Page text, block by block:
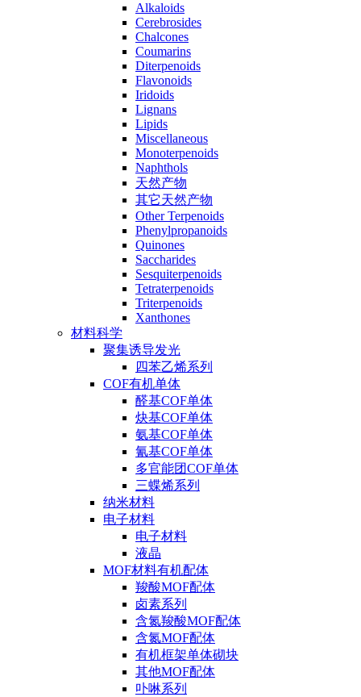
Alkaloids
Cerebrosides
Chalcones
Coumarins
Diterpenoids
Flavonoids
Iridoids
Lignans
Lipids
Miscellaneous
Monoterpenoids
Naphthols
天然产物
其它天然产物
Other Terpenoids
Phenylpropanoids
Quinones
Saccharides
Sesquiterpenoids
Tetraterpenoids
Triterpenoids
Xanthones
材料科学
聚集诱导发光
四苯乙烯系列
COF有机单体
醛基COF单体
炔基COF单体
氨基COF单体
氰基COF单体
多官能团COF单体
三蝶烯系列
纳米材料
电子材料
电子材料
液晶
MOF材料有机配体
羧酸MOF配体
卤素系列
含氮羧酸MOF配体
含氮MOF配体
有机框架单体砌块
其他MOF配体
卟啉系列